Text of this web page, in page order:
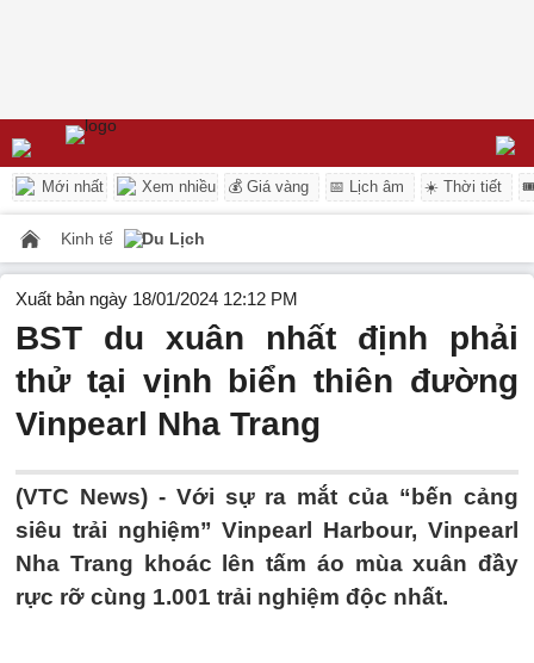
Mới nhất Xem nhiều 💰 Giá vàng 📅 Lịch âm ☀️ Thời tiết
Kinh tế Du Lịch
Xuất bản ngày 18/01/2024 12:12 PM
BST du xuân nhất định phải
thử tại vịnh biển thiên đường
Vinpearl Nha Trang
(VTC News) - Với sự ra mắt của “bến cảng
siêu trải nghiệm” Vinpearl Harbour, Vinpearl
Nha Trang khoác lên tấm áo mùa xuân đầy
rực rỡ cùng 1.001 trải nghiệm độc nhất.